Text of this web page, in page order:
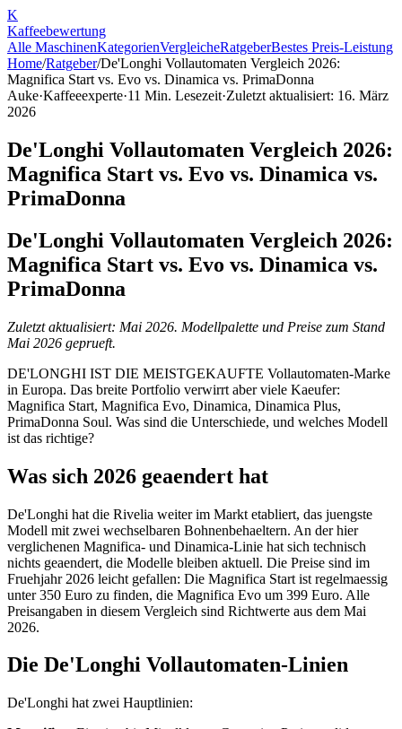
K
Kaffeebewertung
Alle MaschinenKategorienVergleicheRatgeberBestes Preis-Leistung
Home/Ratgeber/De'Longhi Vollautomaten Vergleich 2026:
Magnifica Start vs. Evo vs. Dinamica vs. PrimaDonna
Auke·Kaffeeexperte·11 Min. Lesezeit·Zuletzt aktualisiert: 16. März
2026
De'Longhi Vollautomaten Vergleich 2026:
Magnifica Start vs. Evo vs. Dinamica vs.
PrimaDonna
De'Longhi Vollautomaten Vergleich 2026:
Magnifica Start vs. Evo vs. Dinamica vs.
PrimaDonna
Zuletzt aktualisiert: Mai 2026. Modellpalette und Preise zum Stand
Mai 2026 geprueft.
DE'LONGHI IST DIE MEISTGEKAUFTE Vollautomaten-Marke
in Europa. Das breite Portfolio verwirrt aber viele Kaeufer:
Magnifica Start, Magnifica Evo, Dinamica, Dinamica Plus,
PrimaDonna Soul. Was sind die Unterschiede, und welches Modell
ist das richtige?
Was sich 2026 geaendert hat
De'Longhi hat die Rivelia weiter im Markt etabliert, das juengste
Modell mit zwei wechselbaren Bohnenbehaeltern. An der hier
verglichenen Magnifica- und Dinamica-Linie hat sich technisch
nichts geaendert, die Modelle bleiben aktuell. Die Preise sind im
Fruehjahr 2026 leicht gefallen: Die Magnifica Start ist regelmaessig
unter 350 Euro zu finden, die Magnifica Evo um 399 Euro. Alle
Preisangaben in diesem Vergleich sind Richtwerte aus dem Mai
2026.
Die De'Longhi Vollautomaten-Linien
De'Longhi hat zwei Hauptlinien: